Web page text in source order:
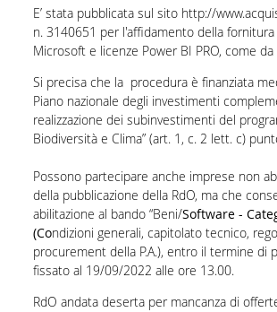
E’ stata pubblicata sul sito http://
n. 3140651 per l'affidamento della
Microsoft e licenze Power BI PRO, come
Si precisa che la procedura è finanziata
Piano nazionale degli investimenti
realizzazione dei subinvestimenti del
Biodiversità e Clima” (art. 1, c. 2 lett. c)
Possono partecipare anche imprese non
della pubblicazione della RdO, ma che
abilitazione al bando“Beni/Software -
(Condizioni generali, capitolato tecnico,
procurement della P.A.), entro il termine di
fissato al 19/09/2022 alle ore 13.00.
RdO andata deserta per mancanza di